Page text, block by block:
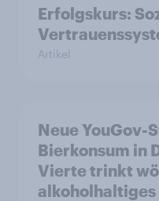
Erfolgskurs:
Artikel
Neue YouGov-
Bierkonsum in
Vierte trinkt